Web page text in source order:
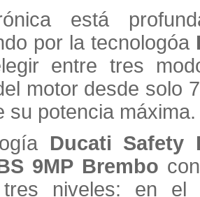
está
por la tecnologóa
entre tres
motor desde solo
su potencia máxima.
Ducati Safety
9MP Brembo
tres niveles: en